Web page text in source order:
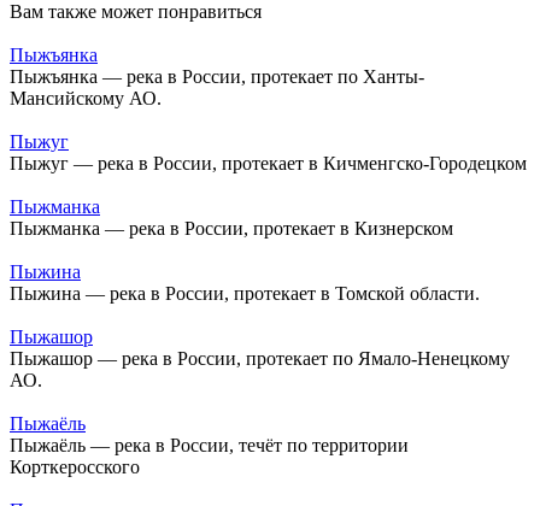
Вам также может понравиться
Пыжъянка
Пыжъянка — река в России, протекает по Ханты-
Мансийскому АО.
Пыжуг
Пыжуг — река в России, протекает в Кичменгско-Городецком
Пыжманка
Пыжманка — река в России, протекает в Кизнерском
Пыжина
Пыжина — река в России, протекает в Томской области.
Пыжашор
Пыжашор — река в России, протекает по Ямало-Ненецкому
АО.
Пыжаёль
Пыжаёль — река в России, течёт по территории
Корткеросского